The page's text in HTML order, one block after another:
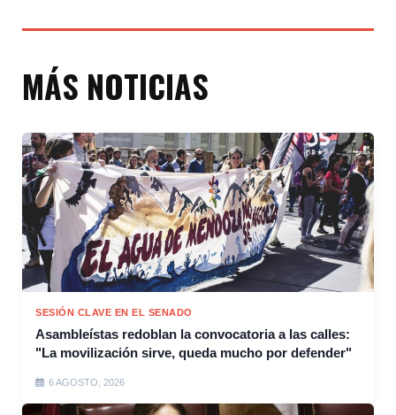
MÁS NOTICIAS
SESIÓN CLAVE EN EL SENADO
Asambleístas redoblan la convocatoria a las calles:
"La movilización sirve, queda mucho por defender"
6 AGOSTO, 2026